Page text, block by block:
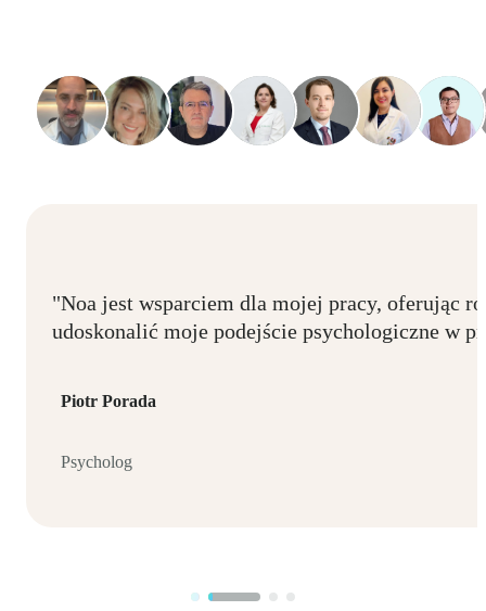
"Noa jest wsparciem dla mojej pracy, oferując
udoskonalić moje podejście psychologiczne w
Piotr Porada
Psycholog